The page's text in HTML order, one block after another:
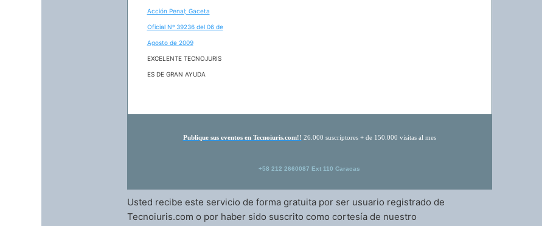
Acción Penal; Gaceta
Oficial Nº 39236 del 06 de
Agosto de 2009
EXCELENTE TECNOJURIS
ES DE GRAN AYUDA
Publiquesus eventos en Tecnoiuris.com!! 26.000 suscriptores + de 150.000 visitas al mes
+58 212 2660087 Ext 110 Caracas
Usted recibe este servicio de forma gratuita por ser usuario registrado de
Tecnoiuris.com o por haber sido suscrito como cortesía de nuestro